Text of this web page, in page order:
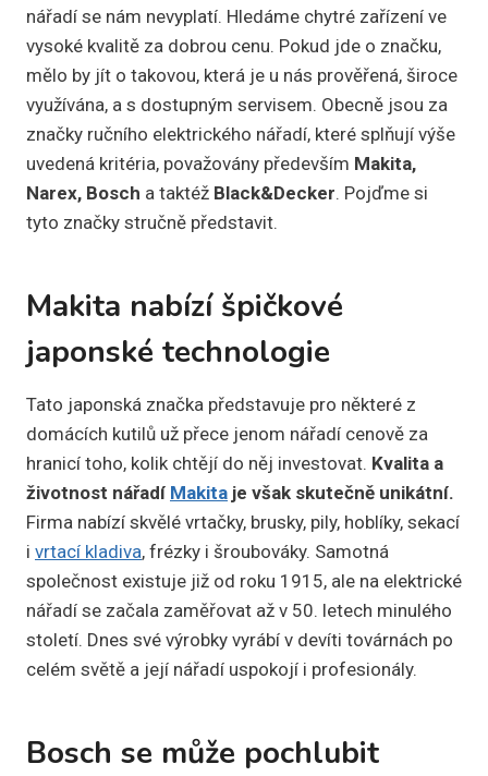
nářadí se nám nevyplatí. Hledáme chytré zařízení ve
vysoké kvalitě za dobrou cenu. Pokud jde o značku,
mělo by jít o takovou, která je u nás prověřená, široce
využívána, a s dostupným servisem. Obecně jsou za
značky ručního elektrického nářadí, které splňují výše
uvedená kritéria, považovány především Makita,
Narex, Bosch a taktéž Black&Decker. Pojďme si
tyto značky stručně představit.
Makita nabízí špičkové
japonské technologie
Tato japonská značka představuje pro některé z
domácích kutilů už přece jenom nářadí cenově za
hranicí toho, kolik chtějí do něj investovat. Kvalita a
životnost nářadí Makita je však skutečně unikátní.
Firma nabízí skvělé vrtačky, brusky, pily, hoblíky, sekací
i vrtací kladiva, frézky i šroubováky. Samotná
společnost existuje již od roku 1915, ale na elektrické
nářadí se začala zaměřovat až v 50. letech minulého
století. Dnes své výrobky vyrábí v devíti továrnách po
celém světě a její nářadí uspokojí i profesionály.
Bosch se může pochlubit